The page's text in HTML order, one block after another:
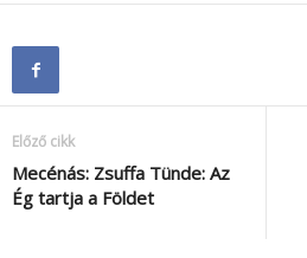
Előző cikk
Mecénás: Zsuffa Tünde: Az
Ég tartja a Földet